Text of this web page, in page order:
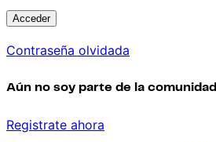
Contraseña olvidada
Aún no soy parte de la comunidad
Registrate ahora